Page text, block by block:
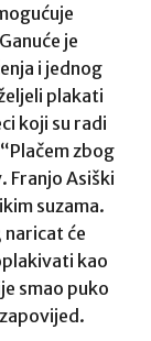
je
i jednog
plakati
koji su radi
zbog
Franjo Asiški
suzama.
naricat će
kao
smao puko